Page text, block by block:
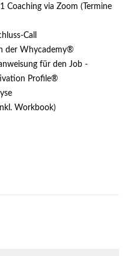
Coaching via Zoom (Termine
Call
der Whycademy®
für den Job -
Profile®
Workbook)